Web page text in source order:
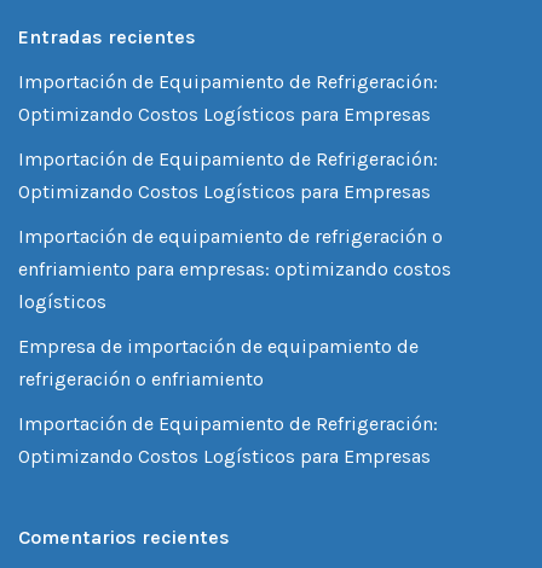
Entradas recientes
Importación de Equipamiento de Refrigeración:
Optimizando Costos Logísticos para Empresas
Importación de Equipamiento de Refrigeración:
Optimizando Costos Logísticos para Empresas
Importación de equipamiento de refrigeración o
enfriamiento para empresas: optimizando costos
logísticos
Empresa de importación de equipamiento de
refrigeración o enfriamiento
Importación de Equipamiento de Refrigeración:
Optimizando Costos Logísticos para Empresas
Comentarios recientes